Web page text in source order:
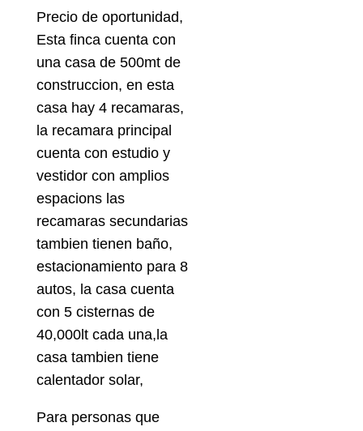
Precio de oportunidad,
Esta finca cuenta con
una casa de 500mt de
construccion, en esta
casa hay 4 recamaras,
la recamara principal
cuenta con estudio y
vestidor con amplios
espacions las
recamaras secundarias
tambien tienen baño,
estacionamiento para 8
autos, la casa cuenta
con 5 cisternas de
40,000lt cada una,la
casa tambien tiene
calentador solar,
Para personas que